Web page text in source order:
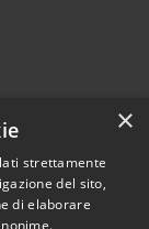
×
strettamente
del sito,
di elaborare